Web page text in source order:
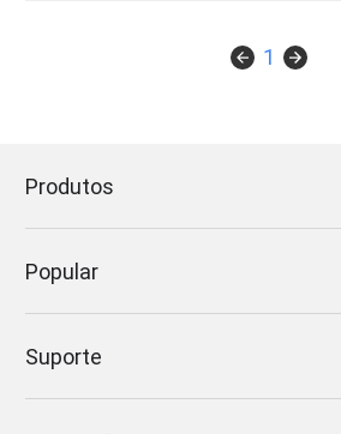
1
Produtos
Popular
Suporte